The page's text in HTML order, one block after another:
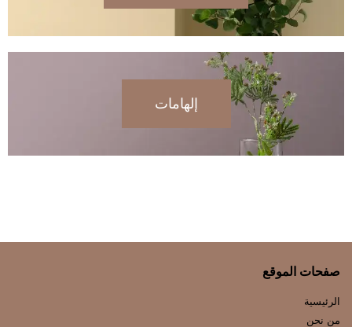
إلهامات
صفحات الموقع
الرئيسية
من نحن